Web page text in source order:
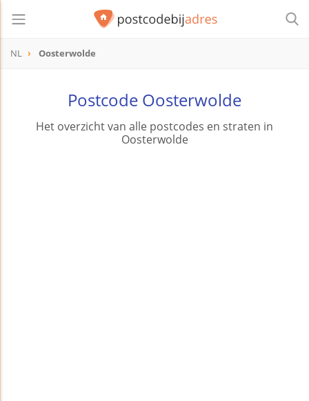
NL Oosterwolde
Postcode Oosterwolde
Het overzicht van alle postcodes en straten in
Oosterwolde